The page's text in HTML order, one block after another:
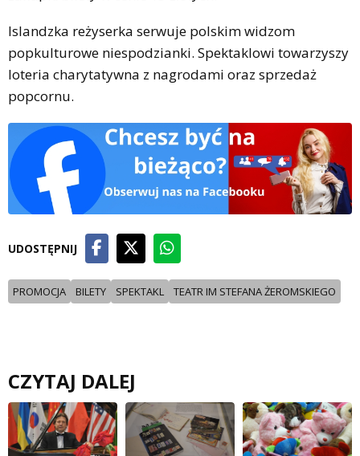
Islandzka reżyserka serwuje polskim widzom
popkulturowe niespodzianki. Spektaklowi towarzyszy
loteria charytatywna z nagrodami oraz sprzedaż
popcornu.
UDOSTĘPNIJ
PROMOCJA BILETY SPEKTAKL TEATR IM STEFANA ŻEROMSKIEGO
CZYTAJ DALEJ